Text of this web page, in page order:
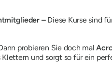
–Diese Kurse sind
probieren Sie doch mal
und sorgt so für ein